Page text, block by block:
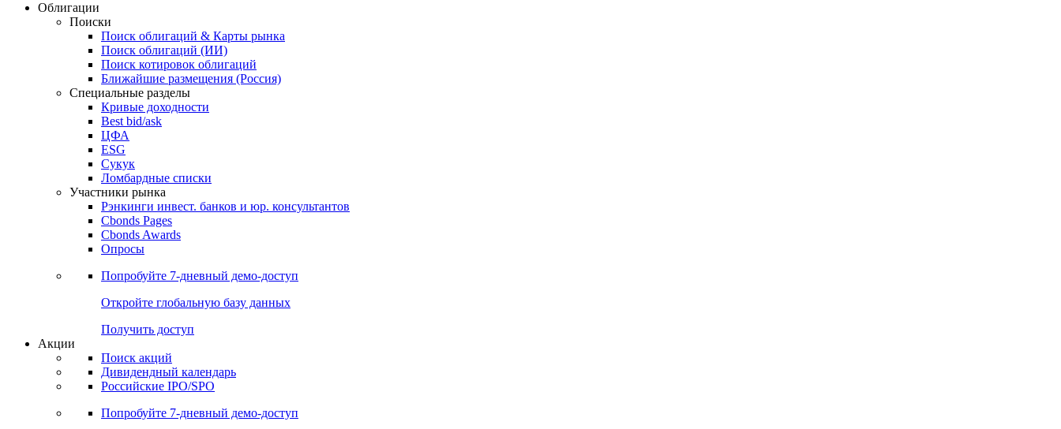
Облигации
Поиски
Поиск облигаций & Карты рынка
Поиск облигаций (ИИ)
Поиск котировок облигаций
Ближайшие размещения (Россия)
Специальные разделы
Кривые доходности
Best bid/ask
ЦФА
ESG
Сукук
Ломбардные списки
Участники рынка
Рэнкинги инвест. банков и юр. консультантов
Cbonds Pages
Cbonds Awards
Опросы
Попробуйте 7-дневный демо-доступ
Откройте глобальную базу данных
Получить доступ
Акции
Поиск акций
Дивидендный календарь
Российские IPO/SPO
Попробуйте 7-дневный демо-доступ